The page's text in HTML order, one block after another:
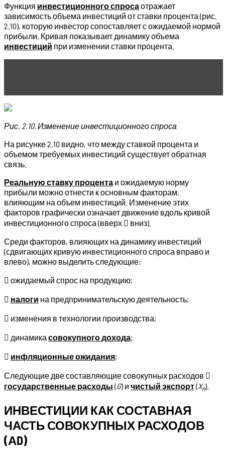
Функция инвестиционного спроса отражает
зависимость объема инвестиций от ставки процента (рис.
2.10), которую инвестор сопоставляет с ожидаемой нормой
прибыли. Кривая показывает динамику объема
инвестиций при изменении ставки процента.
Рис. 2.10. Изменение инвестиционного спроса
На рисунке 2.10 видно, что между ставкой процента и
объемом требуемых инвестиций существует обратная
связь.
Реальную ставку процента и ожидаемую норму
прибыли можно отнести к основным факторам,
влияющим на объем инвестиций. Изменение этих
факторов графически означает движение вдоль кривой
инвестиционного спроса (вверх  вниз).
Среди факторов, влияющих на динамику инвестиций
(сдвигающих кривую инвестиционного спроса вправо и
влево), можно выделить следующие:
 ожидаемый спрос на продукцию;
 налоги на предпринимательскую деятельность;
 изменения в технологии производства;
 динамика совокупного дохода;
 инфляционные ожидания;
Следующие две составляющие совокупных расходов 
государственные расходы (G) и чистый экспорт(Xn).
ИНВЕСТИЦИИ КАК СОСТАВНАЯ
ЧАСТЬ СОВОКУПНЫХ РАСХОДОВ
(АD)